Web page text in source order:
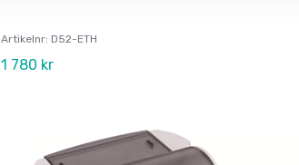
Artikelnr: D52-ETH
1 780 kr